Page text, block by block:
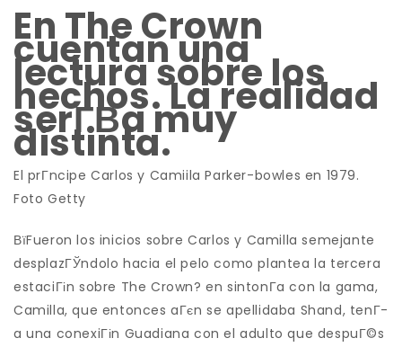
En The Crown
cuentan una
lectura sobre los
hechos. La realidad
serГ­В­a muy
distinta.
El prГ­ncipe Carlos y Camiila Parker-bowles en 1979.
Foto Getty
ВїFueron los inicios sobre Carlos y Camilla semejante
desplazГЎndolo hacia el pelo como plantea la tercera
estaciГіn sobre The Crown? en sintonГ­a con la gama,
Camilla, que entonces aГєn se apellidaba Shand, tenГ­
a una conexiГіn Guadiana con el adulto que despuГ©s